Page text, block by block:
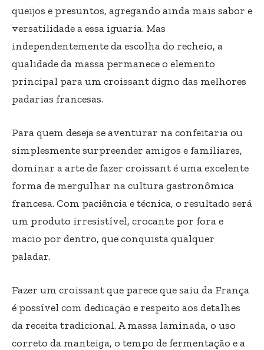
queijos e presuntos, agregando ainda mais sabor e
versatilidade a essa iguaria. Mas
independentemente da escolha do recheio, a
qualidade da massa permanece o elemento
principal para um croissant digno das melhores
padarias francesas.
Para quem deseja se aventurar na confeitaria ou
simplesmente surpreender amigos e familiares,
dominar a arte de fazer croissant é uma excelente
forma de mergulhar na cultura gastronômica
francesa. Com paciência e técnica, o resultado será
um produto irresistível, crocante por fora e
macio por dentro, que conquista qualquer
paladar.
Fazer um croissant que parece que saiu da França
é possível com dedicação e respeito aos detalhes
da receita tradicional. A massa laminada, o uso
correto da manteiga, o tempo de fermentação e a